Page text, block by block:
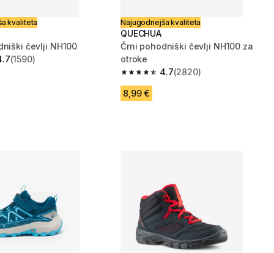
kvaliteta
čevlji NH100
from 1590 ocene
(1590)
Najugodnejša kvaliteta
QUECHUA
Črni pohodniški čevlji NH100 za
otroke
4.7
4.7 od 5 zvezdic from 2820 ocene
(2820)
8,99 €